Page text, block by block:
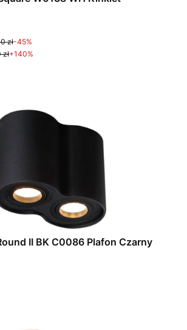
zł-45%
zł+140%
II BK C0086 Plafon Czarny